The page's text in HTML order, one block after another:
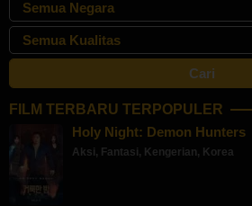
FILM TERBARU TERPOPULER
Holy Night: Demon Hunters
Aksi, Fantasi, Kengerian, Korea